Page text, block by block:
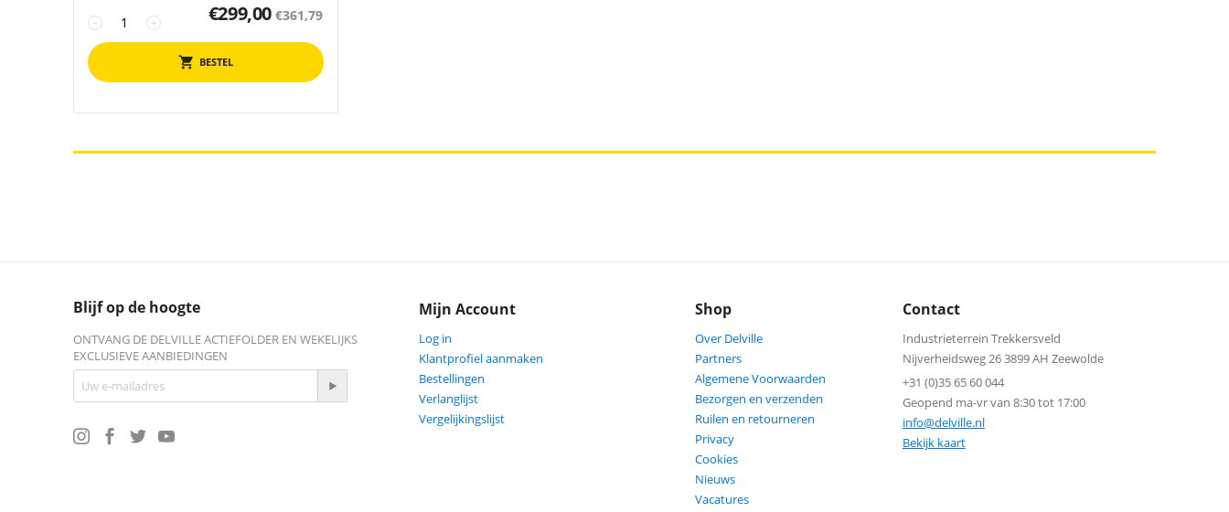
+
− €299,00 €361,79
BESTEL
Blijf op de hoogte
ONTVANG DE DELVILLE ACTIEFOLDER EN WEKELIJKS
EXCLUSIEVE AANBIEDINGEN
Mijn Account
Log in
Klantprofiel aanmaken
Bestellingen
Verlanglijst
Vergelijkingslijst
Shop
Over Delville
Partners
Algemene Voorwaarden
Bezorgen en verzenden
Ruilen en retourneren
Privacy
Cookies
Nieuws
Vacatures
Contact
Industrieterrein Trekkersveld
Nijverheidsweg 26 3899 AH Zeewolde
+31 (0)35 65 60 044
Geopend ma-vr van 8:30 tot 17:00
info@delville.nl
Bekijk kaart